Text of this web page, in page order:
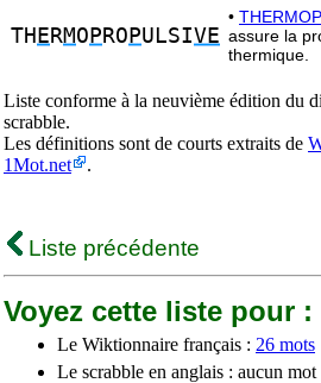
TH E RMO P RO PULSIVE
•
assure la
thermique.
Liste conforme à la neuvième édition du
scrabble.
Les définitions sont de courts extraits de
1Mot.net
.
Liste précédente
Voyez cette liste pour :
Le Wiktionnaire français : 26 mots
Le scrabble en anglais : aucun mot